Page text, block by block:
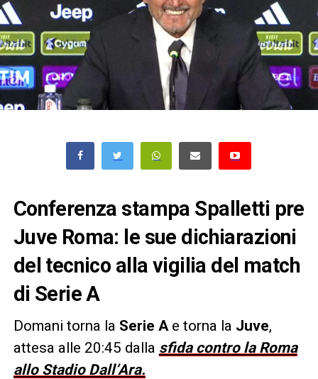
Conferenza stampa Spalletti pre
Juve Roma: le sue dichiarazioni
del tecnico alla vigilia del match
di Serie A
Domani torna la Serie A e torna la Juve,
attesa alle 20:45 dalla sfida contro la Roma
allo Stadio Dall’Ara.